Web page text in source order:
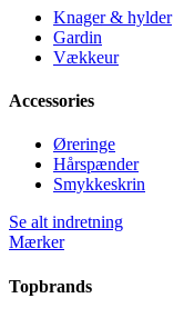
Knager & hylder
Gardin
Vækkeur
Accessories
Øreringe
Hårspænder
Smykkeskrin
Se alt indretning
Mærker
Topbrands